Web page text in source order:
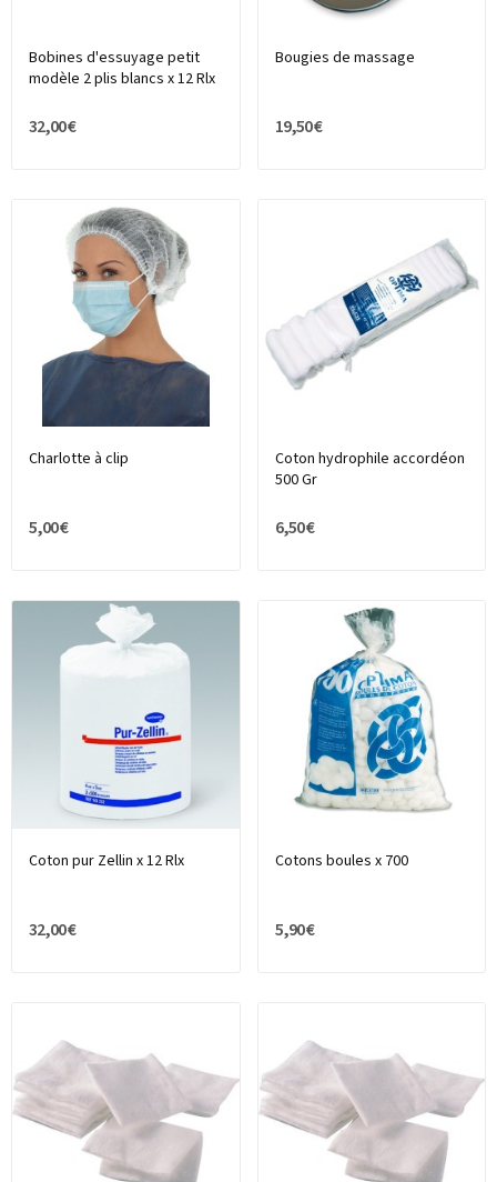
Bobines d'essuyage petit
modèle 2 plis blancs x 12 Rlx
32,00 €
Bougies de massage
19,50 €
Charlotte à clip
5,00 €
Coton hydrophile accordéon
500 Gr
6,50 €
Coton pur Zellin x 12 Rlx
32,00 €
Cotons boules x 700
5,90 €